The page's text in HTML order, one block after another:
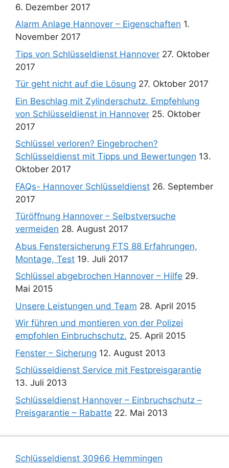
6. Dezember 2017
Alarm Anlage Hannover – Eigenschaften 1.
November 2017
Tips von Schlüsseldienst Hannover 27. Oktober
2017
Tür geht nicht auf die Lösung 27. Oktober 2017
Ein Beschlag mit Zylinderschutz. Empfehlung
von Schlüsseldienst in Hannover 25. Oktober
2017
Schlüssel verloren? Eingebrochen?
Schlüsseldienst mit Tipps und Bewertungen 13.
Oktober 2017
FAQs- Hannover Schlüsseldienst 26. September
2017
Türöffnung Hannover – Selbstversuche
vermeiden 28. August 2017
Abus Fenstersicherung FTS 88 Erfahrungen,
Montage, Test 19. Juli 2017
Schlüssel abgebrochen Hannover – Hilfe 29.
Mai 2015
Unsere Leistungen und Team 28. April 2015
Wir führen und montieren von der Polizei
empfohlen Einbruchschutz. 25. April 2015
Fenster – Sicherung 12. August 2013
Schlüsseldienst Service mit Festpreisgarantie
13. Juli 2013
Schlüsseldienst Hannover – Einbruchschutz –
Preisgarantie – Rabatte 22. Mai 2013
Schlüsseldienst 30966 Hemmingen